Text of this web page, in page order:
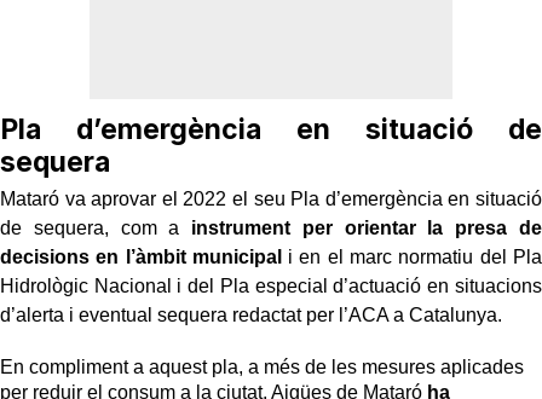
Pla d’emergència en situació de
sequera
Mataró va aprovar el 2022 el seu Pla d’emergència en situació
de sequera, com a instrument per orientar la presa de
decisions en l’àmbit municipal i en el marc normatiu del Pla
Hidrològic Nacional i del Pla especial d’actuació en situacions
d’alerta i eventual sequera redactat per l’ACA a Catalunya.
En compliment a aquest pla, a més de les mesures aplicades
per reduir el consum a la ciutat, Aigües de Mataró ha